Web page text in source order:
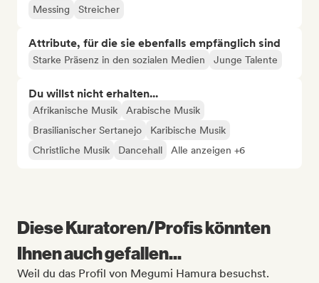
Messing Streicher
Attribute, für die sie ebenfalls empfänglich sind
Starke Präsenz in den sozialen Medien Junge Talente
Du willst nicht erhalten...
Afrikanische Musik
Arabische Musik
Brasilianischer Sertanejo
Karibische Musik
Christliche Musik
Dancehall Alle anzeigen +6
Diese Kuratoren/Profis könnten
Ihnen auch gefallen...
Weil du das Profil von Megumi Hamura besuchst.